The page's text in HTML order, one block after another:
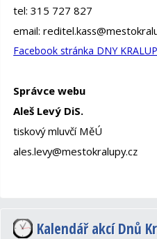
tel: 315 727 827
email:
Facebook stránka DNY
Správce webu
Aleš Levý DiS.
tiskový mluvčí MěÚ
Kalendář akcí Dnů